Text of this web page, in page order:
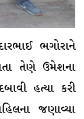
ભગોરાને
તેણે ઉમેશના
હત્યા કરી
જણાવ્યા